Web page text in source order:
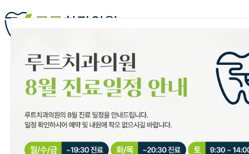
치과 둘러보기
의료진 소개
진료철학
진료과목